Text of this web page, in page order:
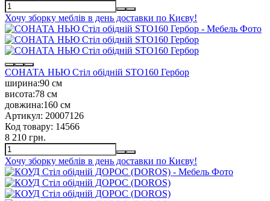
Хочу зборку меблів в день доставки по Києву!
СОНАТА НЬЮ Стіл обідній STO160 Гербор
ширина:90 см
висота:78 см
довжина:160 см
Артикул: 20007126
Код товару: 14566
8 210 грн.
Хочу зборку меблів в день доставки по Києву!